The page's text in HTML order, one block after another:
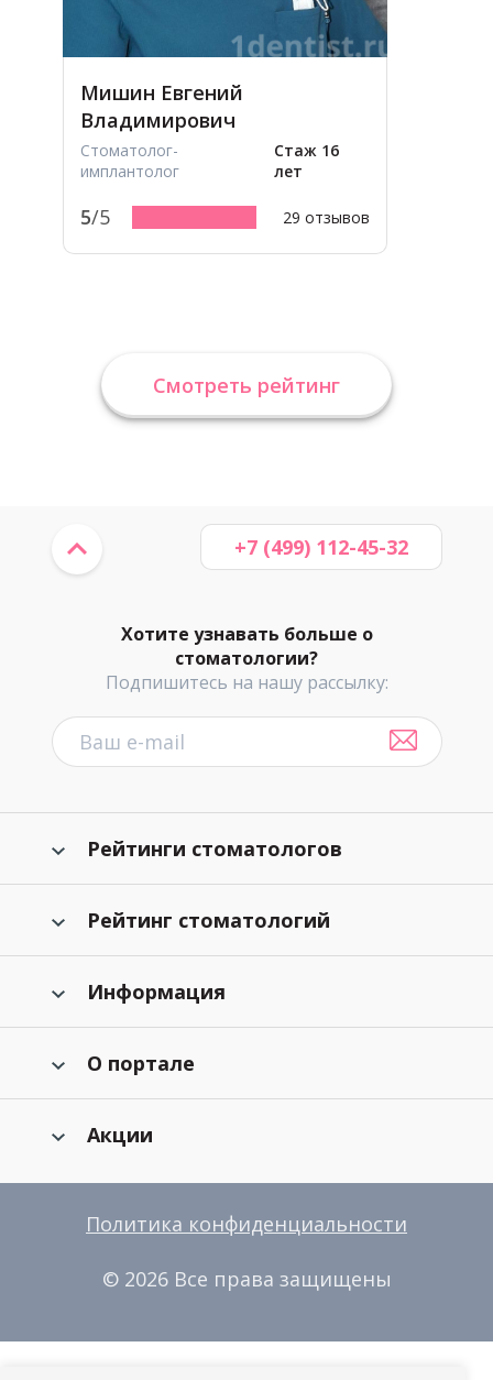
Мишин Евгений
Владимирович
Стоматолог-
имплантолог
Стаж 16
лет
5/5 29 отзывов
Смотреть рейтинг
Хотите узнавать больше о
стоматологии?
Подпишитесь на нашу рассылку:
+7 (499) 112-45-32
Рейтинги стоматологов
Рейтинг стоматологий
Информация
О портале
Акции
Политика конфиденциальности
© 2026 Все права защищены